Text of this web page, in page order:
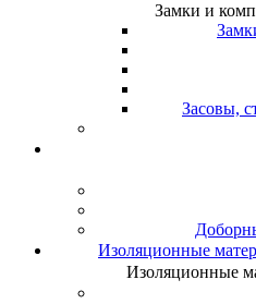
Замки и
Засовы,
Изоляционные
Изоляционные